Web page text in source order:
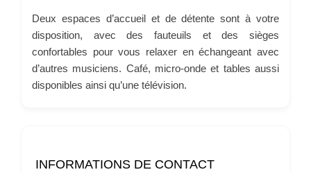
Deux espaces d’accueil et de détente sont à votre
disposition, avec des fauteuils et des sièges
confortables pour vous relaxer en échangeant avec
d’autres musiciens. Café, micro-onde et tables aussi
disponibles ainsi qu’une télévision.
INFORMATIONS DE CONTACT